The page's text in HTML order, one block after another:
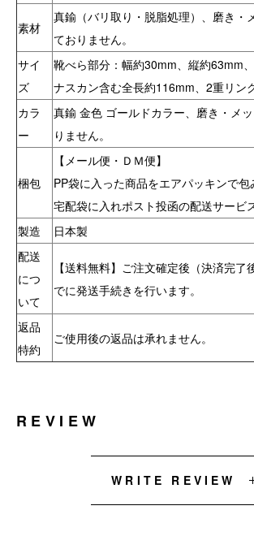
素材
真鍮（バリ取り・脱脂処理）、磨き・
ておりません。
サイ
ズ
靴べら部分：幅約30mm、縦約63mm、
ナスカン含む全長約116mm、2重リン
カラ
ー
真鍮 金色 ゴールドカラー、磨き・メ
りません。
梱包
【メール便・ＤＭ便】
PP袋に入った商品をエアパッキンで
宅配袋に入れポスト投函の配送サービ
製造
日本製
配送
につ
いて
【送料無料】ご注文確定後（決済完了
でに発送手続きを行います。
返品
特約
ご使用後の返品は承れません。
REVIEW
WRITE REVIEW